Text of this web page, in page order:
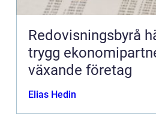
Redovisningsbyrå
trygg
växande företag
Elias Hedin